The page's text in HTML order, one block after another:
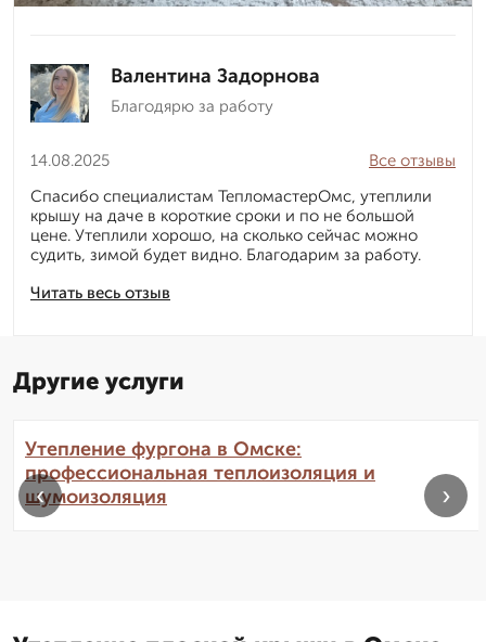
Валентина Задорнова
Благодярю за работу
14.08.2025
Читать весь отзыв
Все отзывы
Спасибо специалистам ТепломастерОмс, утеплили
крышу на даче в короткие сроки и по не большой
цене. Утеплили хорошо, на сколько сейчас можно
судить, зимой будет видно. Благодарим за работу.
Другие услуги
Утепление фургона в Омске:
профессиональная теплоизоляция и
шумоизоляция
‹ ›